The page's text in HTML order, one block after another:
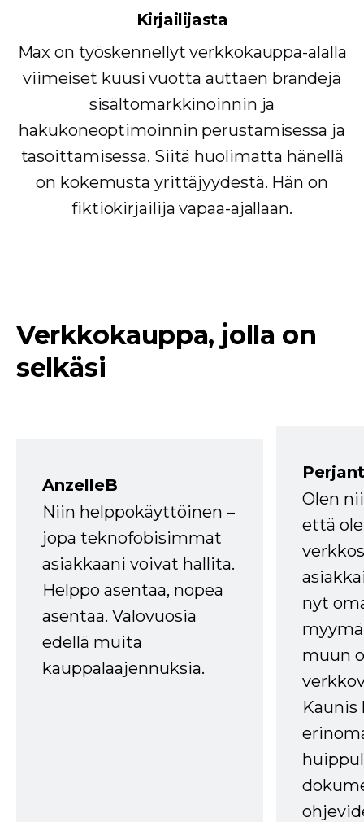
Kirjailijasta
Max on työskennellyt verkkokauppa-alalla
viimeiset kuusi vuotta auttaen brändejä
sisältömarkkinoinnin ja
hakukoneoptimoinnin perustamisessa ja
tasoittamisessa. Siitä huolimatta hänellä
on kokemusta yrittäjyydestä. Hän on
fiktiokirjailija vapaa-ajallaan.
Verkkokauppa, jolla on
selkäsi
AnzelleB
Niin helppokäyttöinen –
jopa teknofobisimmat
asiakkaani voivat hallita.
Helppo asentaa, nopea
asentaa. Valovuosia
edellä muita
kauppalaajennuksia.
Olen
että
nyt
muun
Kaunis